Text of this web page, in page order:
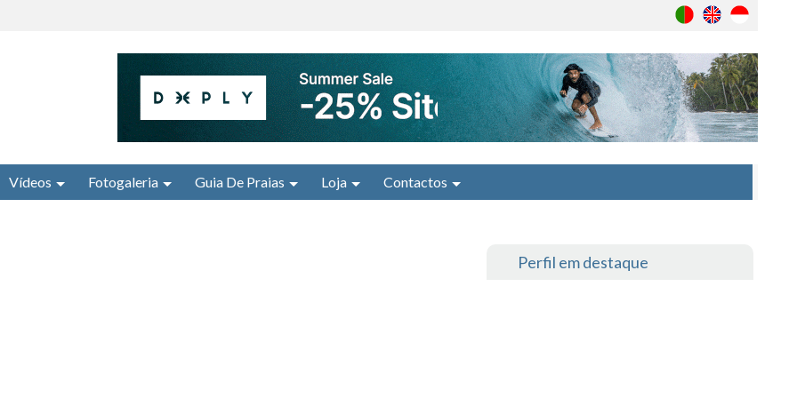
Vídeos Fotogaleria Guia De Praias Loja Contactos
Perfil em destaque